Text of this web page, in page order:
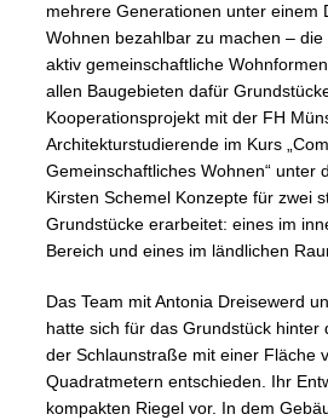
mehrere Generationen unter einem
Wohnen bezahlbar zu machen –
aktiv gemeinschaftliche
allen Baugebieten dafür
Kooperationsprojekt mit der FH
Architekturstudierende im Kurs
Gemeinschaftliches Wohnen“ unter
Kirsten Schemel Konzepte für zwei
Grundstücke erarbeitet: eines im
Bereich und eines im ländlichen
Das Team mit Antonia Dreisewerd
hatte sich für das Grundstück hinter
der Schlaunstraße mit einer Fläche
Quadratmetern entschieden. Ihr
kompakten Riegel vor. In dem